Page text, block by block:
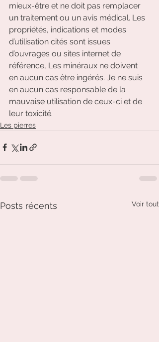
mieux-être et ne doit pas remplacer
un traitement ou un avis médical. Les
propriétés, indications et modes
d’utilisation cités sont issues
d’ouvrages ou sites internet de
référence, Les minéraux ne doivent
en aucun cas être ingérés. Je ne suis
en aucun cas responsable de la
mauvaise utilisation de ceux-ci et de
leur toxicité.
Les pierres
Posts récents Voir tout